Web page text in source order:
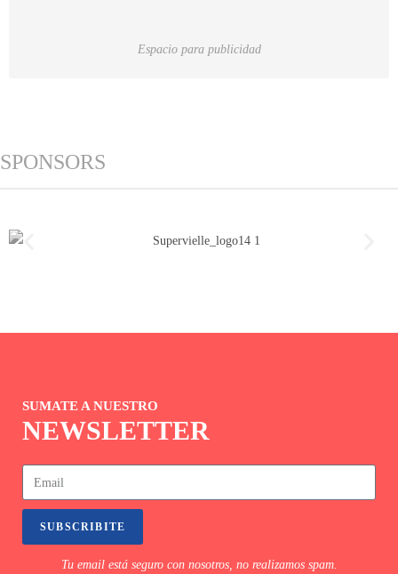
Espacio para publicidad
SPONSORS
SUMATE A NUESTRO
NEWSLETTER
SUBSCRIBITE
Tu email está seguro con nosotros, no realizamos spam.